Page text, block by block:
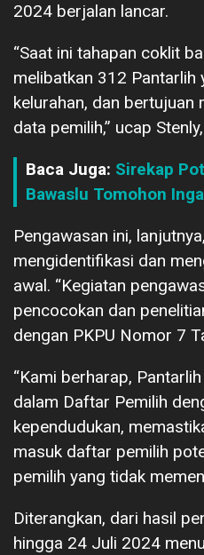
2024 berjalan lancar.
“Saat ini tahapan coklit
melibatkan 312 Pantarlih
kelurahan, dan bertujuan
data pemilih,” ucap
Baca Juga: Sirekap
Bawaslu Tomohon
Pengawasan ini,
mengidentifikasi dan
awal. “Kegiatan
pencocokan dan
dengan PKPU Nomor 7
“Kami berharap,
dalam Daftar Pemilih
kependudukan,
masuk daftar pemilih
pemilih yang tidak
Diterangkan, dari hasil
hingga 24 Juli 2024